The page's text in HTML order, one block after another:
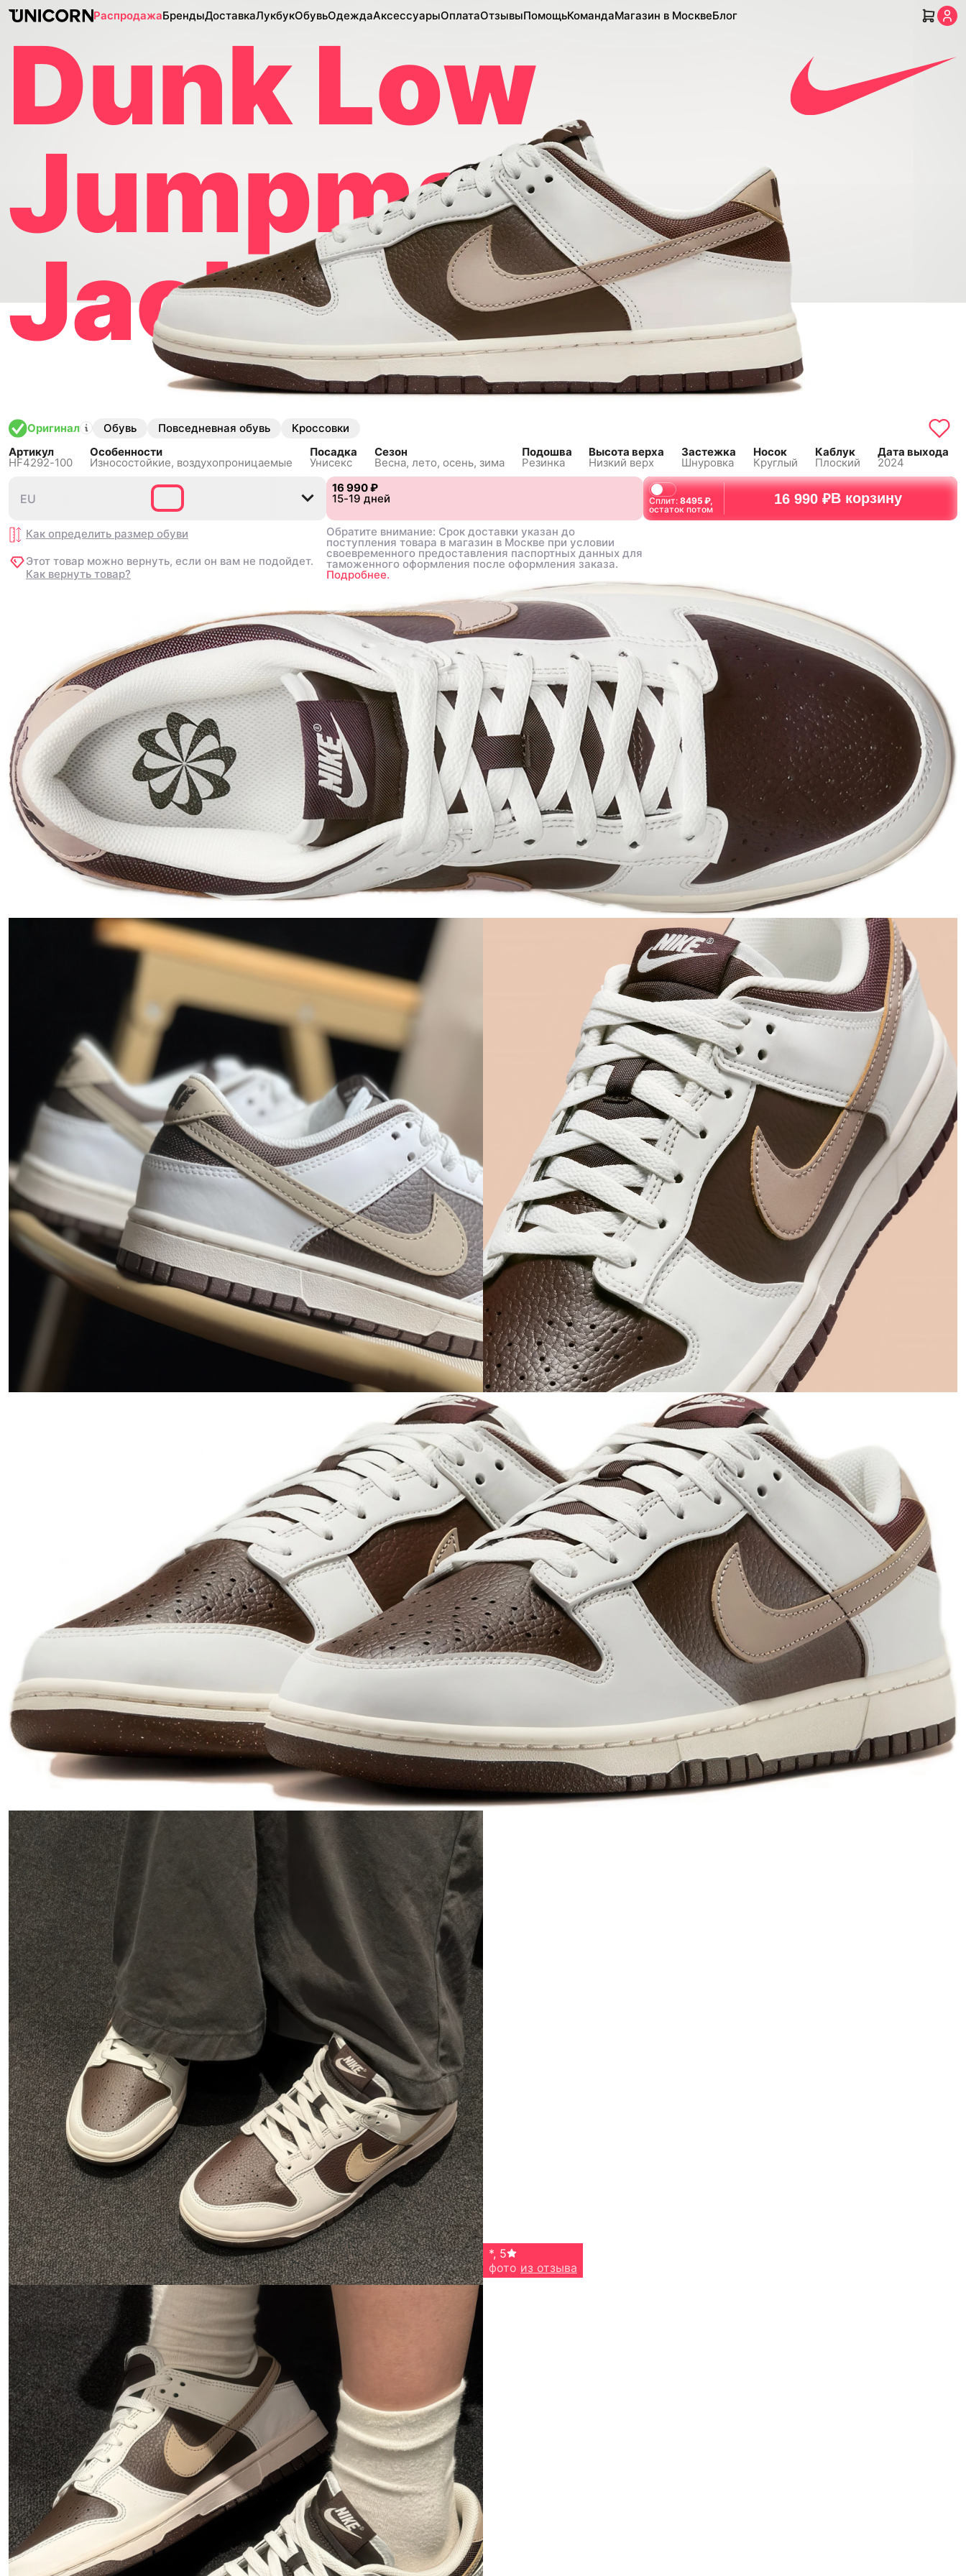
РаспродажаБрендыДоставкаЛукбукОбувьОдеждаАксессуарыОплатаОтзывыПомощьКомандаМагазин в МосквеБлог
Dunk Low
Jumpman
Jack Brown
White
Оригинал Обувь Повседневная обувь
Кроссовки
Артикул
HF4292-100
Особенности
Износостойкие, воздухопроницаемые
Посадка
Унисекс
Сезон
Весна, лето, осень, зима
Подошва
Резинка
Высота верха
Низкий верх
Застежка
Шнуровка
Носок
Круглый
Каблук
Плоский
Дата выхода
2024
40 40.5 41
EU
Как определить размер обуви
Этот товар можно вернуть, если он вам не подойдет.
Как вернуть товар?
16 990 ₽
15-19 дней
Обратите внимание: Срок доставки указан до
поступления товара в магазин в Москве при условии
своевременного предоставления паспортных данных для
таможенного оформления после оформления заказа.
Подробнее.
40 40.5 41
EU
Как определить размер обуви
Этот товар можно вернуть, если он вам не подойдет.
Как вернуть товар?
16 990 ₽
15-19 дней
Обратите внимание: Срок доставки указан до
поступления товара в магазин в Москве при условии
своевременного предоставления паспортных данных для
таможенного оформления после оформления заказа.
Подробнее.
Сплит:8495 ₽,
остаток потом
16 990 ₽В корзину
*, 5
фото из отзыва